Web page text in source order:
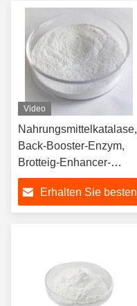
Video
Nahrungsmittelkatalase,
Back-Booster-Enzym,
Brotteig-Enhancer-
Enzym, Bakers Secret-
EnzymErhalten Sie besten